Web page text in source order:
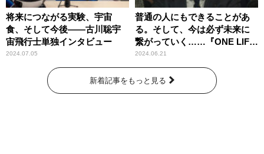
将来につながる実験、宇宙
食、そして今後――古川聡宇
宙飛行士単独インタビュー
2024.07.05
普通の人にもできることがあ
る。そして、今は必ず未来に
繋がっていく……『ONE LIFE
奇跡が繋いだ6000の命』
2024.06.21
新着記事をもっと見る